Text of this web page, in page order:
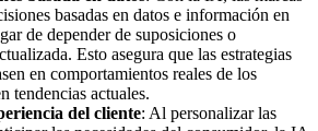
basadas en datos e información en
de depender de suposiciones o
Esto asegura que las estrategias
en comportamientos reales de los
tendencias actuales.
del cliente: Al personalizar las